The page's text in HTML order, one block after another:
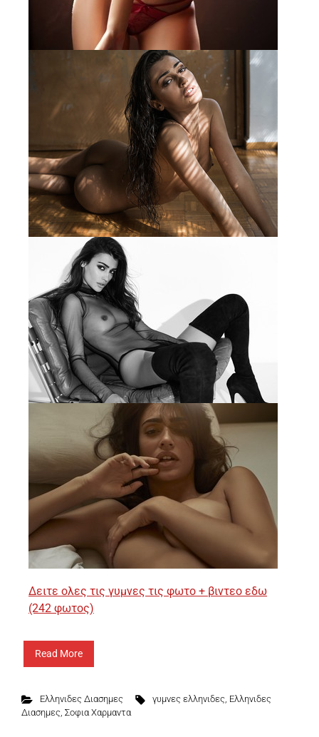
Δειτε ολες τις γυμνες τις φωτο + βιντεο εδω
(242 φωτος)
Read More
Ελληνιδες Διασημες γυμνες ελληνιδες, Ελληνιδες
Διασημες, Σοφια Χαρμαντα